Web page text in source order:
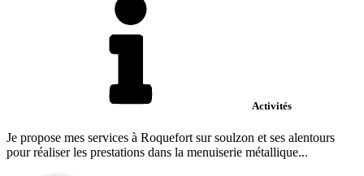
Activités
Je propose mes services à Roquefort sur soulzon et ses alentours
pour réaliser les prestations dans la menuiserie métallique...